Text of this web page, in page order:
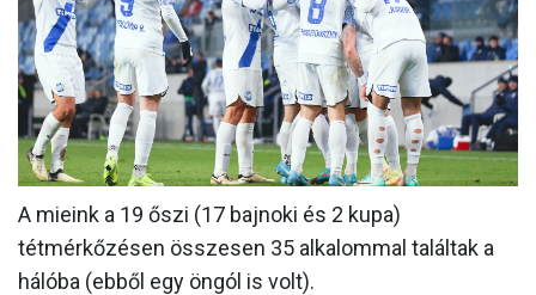
MÉRKŐZÉSEK
KLUB
GALÉRIA
SZURKOLÓI ÉLMÉNYEK
AKKREDITÁCIÓ
A mieink a 19 őszi (17 bajnoki és 2 kupa)
tétmérkőzésen összesen 35 alkalommal találtak a
hálóba (ebből egy öngól is volt).